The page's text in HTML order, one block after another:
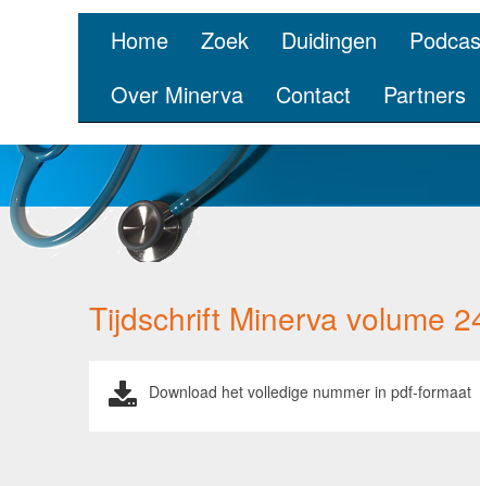
Home Zoek Duidingen
Over Minerva
Contact Partners
Tijdschrift Minerva volume
Download het volledige nummer in pdf-formaat